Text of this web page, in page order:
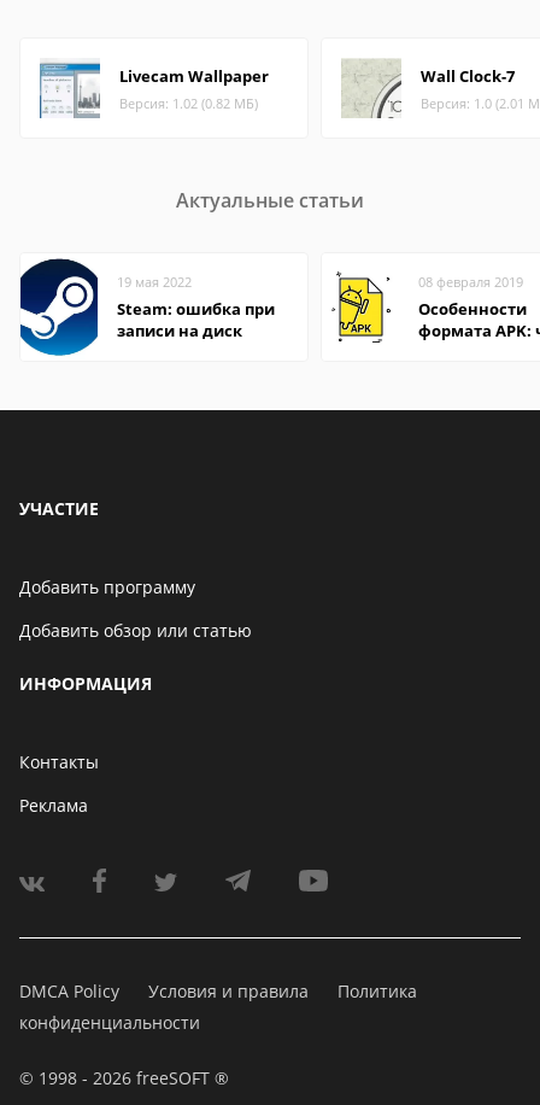
Livecam Wallpaper
Версия: 1.02 (0.82 МБ)
Wall Clock-7
Версия: 1.0 (2.01
Актуальные статьи
19 мая 2022
Steam: ошибка при
записи на диск
08 февраля 2019
Особенности
формата APK:
УЧАСТИЕ
Добавить программу
Добавить обзор или статью
ИНФОРМАЦИЯ
Контакты
Реклама
DMCA Policy Условия и правила
Политика
конфиденциальности
© 1998 - 2026 freeSOFT ®